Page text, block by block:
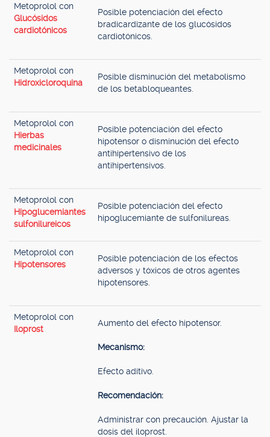
Metoprolol con
Glucósidos
cardiotónicos
Posible potenciación del efecto
bradicardizante de los glucósidos
cardiotónicos.
Metoprolol con
Hidroxicloroquina
Posible disminución del metabolismo
de los betabloqueantes.
Metoprolol con
Hierbas
medicinales
Posible potenciación del efecto
hipotensor o disminución del efecto
antihipertensivo de los
antihipertensivos.
Metoprolol con
Hipoglucemiantes
sulfonilureicos
Posible potenciación del efecto
hipoglucemiante de sulfonilureas.
Metoprolol con
Hipotensores
Posible potenciación de los efectos
adversos y tóxicos de otros agentes
hipotensores.
Metoprolol con
Iloprost
Aumento del efecto hipotensor.
Mecanismo:
Efecto aditivo.
Recomendación:
Administrar con precaución. Ajustar la
dosis del iloprost.